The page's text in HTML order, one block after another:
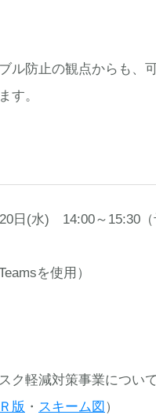
ル防止の観点からも、
す。
日(水) 14:00～15:30（
を使用）
ク軽減対策事業について
版 ・ スキーム図 ）